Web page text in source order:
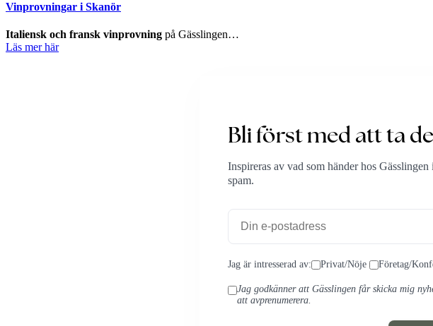
Vinprovningar i Skanör
Italiensk och fransk vinprovning på Gässlingen…
Läs mer här
Bli först med att ta
Inspireras av vad som händer hos
spam.
Jag är intresserad av: Privat/Nöje Företag/
Jag godkänner att Gässlingen får skicka mig
att avprenumerera.